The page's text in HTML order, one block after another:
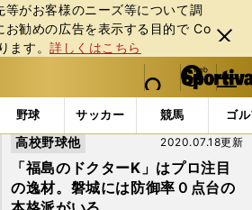
等がお客様のニーズ等について調
お勧めの広告を表⽰する⽬的で Co
ます。詳しくはこちら
閉じ
る
web Sportiva (webスポルティーバ)
検索
マイペ
ー
ジ
メニュ
野球 サッカー 競馬 ゴ
新ニュース・ 情報
「福島のドクターK」はプロ注目
の逸材。磐城には防御率０点台の
2020.07.18更新
高校野球他